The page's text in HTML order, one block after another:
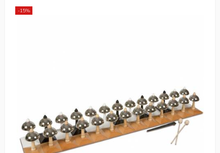
-15%